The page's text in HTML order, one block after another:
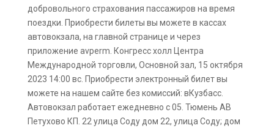
добровольного страхования пассажиров на время
поездки. Приобрести билеты вы можете в кассах
автовокзала, на главной странице и через
приложение avperm. Конгресс холл Центра
Международной торговли, Основной зал, 15 октября
2023 14:00 вс. Приобрести электронный билет вы
можете на нашем сайте без комиссий: вКузбасс.
Автовокзал работает ежедневно с 05. Тюмень АВ
Петухово КП. 22 улица Соду дом 22, улица Соду; дом